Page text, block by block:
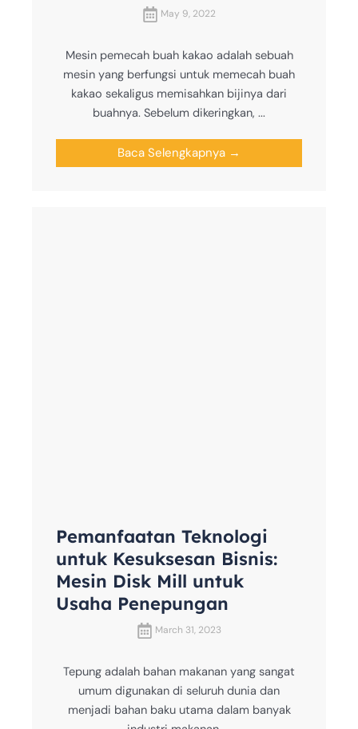
May 9, 2022
Mesin pemecah buah kakao adalah sebuah
mesin yang berfungsi untuk memecah buah
kakao sekaligus memisahkan bijinya dari
buahnya. Sebelum dikeringkan, ...
Baca Selengkapnya →
Pemanfaatan Teknologi
untuk Kesuksesan Bisnis:
Mesin Disk Mill untuk
Usaha Penepungan
March 31, 2023
Tepung adalah bahan makanan yang sangat
umum digunakan di seluruh dunia dan
menjadi bahan baku utama dalam banyak